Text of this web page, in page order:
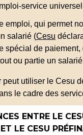
service
emploi, qui permet
salarié (Cesu
spécial de paiement,
ou partie un
peut utiliser le Cesu
le cadre des
ENTRE LE
ET LE CESU